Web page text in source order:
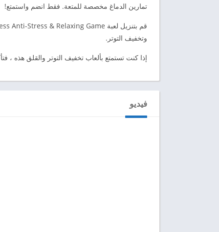
تمارين الدماغ مخصصة للمتعة. فقط انضم واستمتع!
وتخفيف التوتر.
إذا كنت تستمتع بألعاب تخفيف التوتر والقلق هذه ، فتأكد من
فيديو